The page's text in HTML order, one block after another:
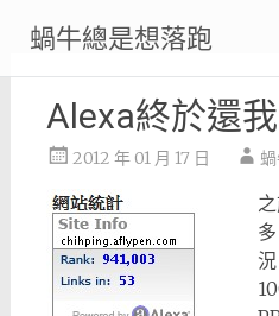
content
蝸牛總是想落跑
Alexa終於還
2012 年 01 月 17 日